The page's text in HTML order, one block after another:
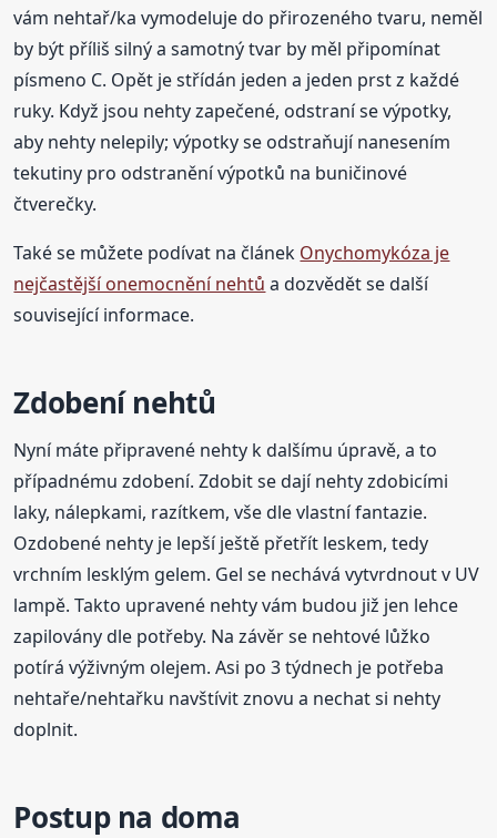
vám nehtař/ka vymodeluje do přirozeného tvaru, neměl
by být příliš silný a samotný tvar by měl připomínat
písmeno C. Opět je střídán jeden a jeden prst z každé
ruky. Když jsou nehty zapečené, odstraní se výpotky,
aby nehty nelepily; výpotky se odstraňují nanesením
tekutiny pro odstranění výpotků na buničinové
čtverečky.
Také se můžete podívat na článek Onychomykóza je
nejčastější onemocnění nehtů a dozvědět se další
související informace.
Zdobení nehtů
Nyní máte připravené nehty k dalšímu úpravě, a to
případnému zdobení. Zdobit se dají nehty zdobicími
laky, nálepkami, razítkem, vše dle vlastní fantazie.
Ozdobené nehty je lepší ještě přetřít leskem, tedy
vrchním lesklým gelem. Gel se nechává vytvrdnout v UV
lampě. Takto upravené nehty vám budou již jen lehce
zapilovány dle potřeby. Na závěr se nehtové lůžko
potírá výživným olejem. Asi po 3 týdnech je potřeba
nehtaře/nehtařku navštívit znovu a nechat si nehty
doplnit.
Postup na doma